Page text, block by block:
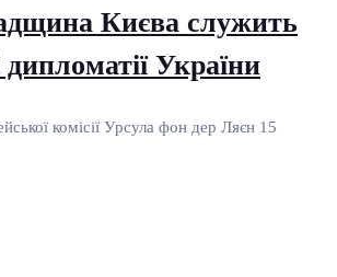
Києва служить
України
комісії Урсула фон дер Ляєн 15